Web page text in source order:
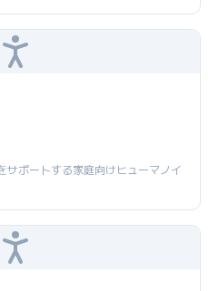
サポートする家庭向けヒューマノイ